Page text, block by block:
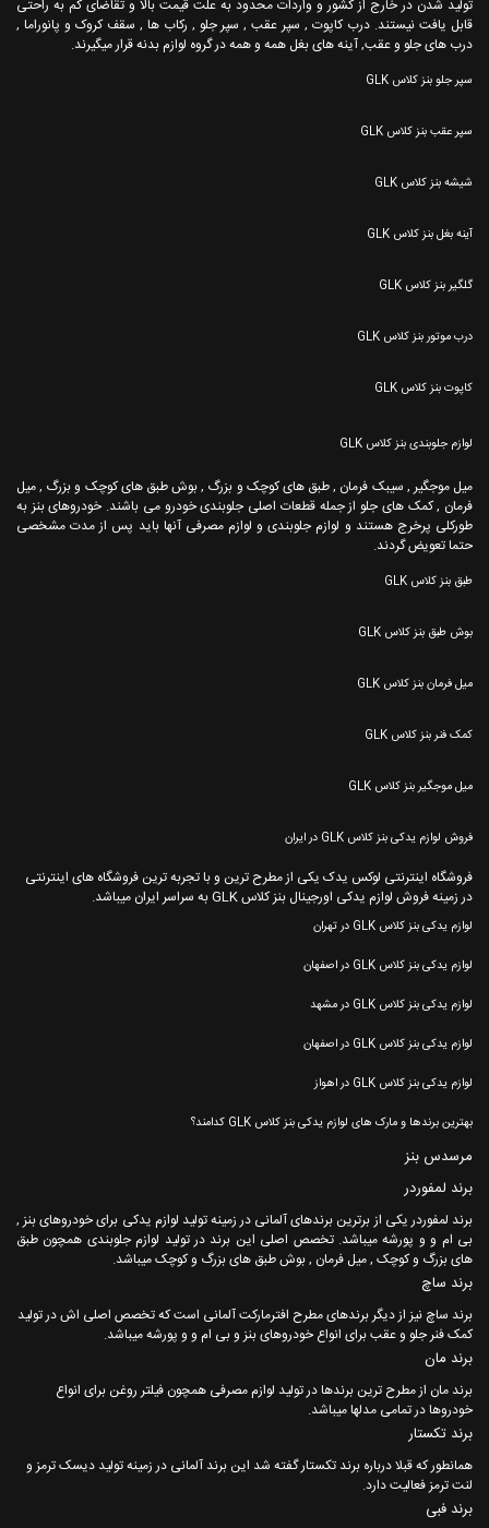
تولید شدن در خارج از کشور و واردات محدود به علت قیمت بالا و تقاضای کم به راحتی
قابل یافت نیستند. درب کاپوت , سپر عقب , سپر جلو , رکاب ها , سقف کروک و پانوراما ,
درب های جلو و عقب, آینه های بغل همه و همه در گروه لوازم بدنه قرار میگیرند.
سپر جلو بنز کلاس GLK
سپر عقب بنز کلاس GLK
شیشه بنز کلاس GLK
آینه بغل بنز کلاس GLK
گلگیر بنز کلاس GLK
درب موتور بنز کلاس GLK
کاپوت بنز کلاس GLK
لوازم جلوبندی بنز کلاس GLK
میل موجگیر , سیبک فرمان , طبق های کوچک و بزرگ , بوش طبق های کوچک و بزرگ , میل
فرمان , کمک های جلو از جمله قطعات اصلی جلوبندی خودرو می باشند. خودروهای بنز به
طورکلی پرخرج هستند و لوازم جلوبندی و لوازم مصرفی آنها باید پس از مدت مشخصی
حتما تعویض گردند.
طبق بنز کلاس GLK
بوش طبق بنز کلاس GLK
میل فرمان بنز کلاس GLK
کمک فنر بنز کلاس GLK
میل موجگیر بنز کلاس GLK
فروش لوازم یدکی بنز کلاس GLK در ایران
فروشگاه اینترنتی لوکس یدک یکی از مطرح ترین و با تجربه ترین فروشگاه های اینترنتی
در زمینه فروش لوازم یدکی اورجینال بنز کلاس GLK به سراسر ایران میباشد.
لوازم یدکی بنز کلاس GLK در تهران
لوازم یدکی بنز کلاس GLK در اصفهان
لوازم یدکی بنز کلاس GLK در مشهد
لوازم یدکی بنز کلاس GLK در اصفهان
لوازم یدکی بنز کلاس GLK در اهواز
بهترین برندها و مارک های لوازم یدکی بنز کلاس GLK کدامند؟
مرسدس بنز
برند لمفوردر
برند لمفوردر یکی از برترین برندهای آلمانی در زمینه تولید لوازم یدکی برای خودروهای بنز ,
بی ام و و پورشه میباشد. تخصص اصلی این برند در تولید لوازم جلوبندی همچون طبق
های بزرگ و کوچک , میل فرمان , بوش طبق های بزرگ و کوچک میباشد.
برند ساچ
برند ساچ نیز از دیگر برندهای مطرح افترمارکت آلمانی است که تخصص اصلی اش در تولید
کمک فنر جلو و عقب برای انواع خودروهای بنز و بی ام و و پورشه میباشد.
برند مان
برند مان از مطرح ترین برندها در تولید لوازم مصرفی همچون فیلتر روغن برای انواع
خودروها در تمامی مدلها میباشد.
برند تکستار
همانطور که قبلا درباره برند تکستار گفته شد این برند آلمانی در زمینه تولید دیسک ترمز و
لنت ترمز فعالیت دارد.
برند فبی